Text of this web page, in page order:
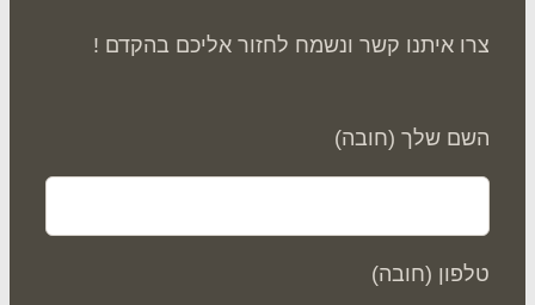
איתנו קשר ונשמח לחזור אליכם בהקדם !
שלך (חובה)
(חובה)